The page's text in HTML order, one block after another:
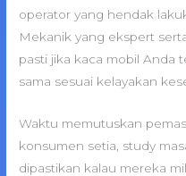
operator yang hendak
Mekanik yang ekspert
pasti jika kaca mobil Anda
sama sesuai kelayakan
Waktu memutuskan
konsumen setia, study
dipastikan kalau mereka